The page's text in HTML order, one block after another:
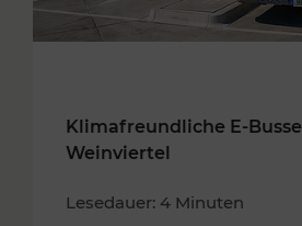
Klimafreundliche E-
Weinviertel
Lesedauer: 4 Minuten